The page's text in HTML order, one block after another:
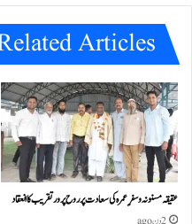
Articles
عقیقہ مسنونہ و سفرِ عمرہ کی سعادت پر روح پرور تقریب کا انعقاد